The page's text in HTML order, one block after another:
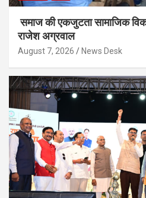
समाज की एकजुटता सामाजिक
राजेश अग्रवाल
August 7, 2026 News Desk